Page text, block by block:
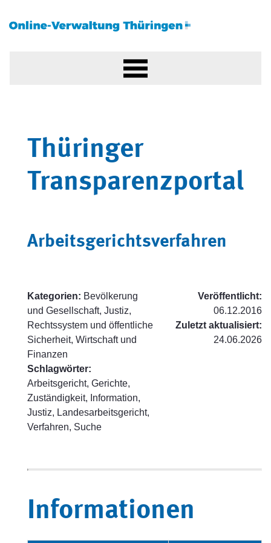
Thüringer
Transparenzportal
Arbeitsgerichtsverfahren
Kategorien: Bevölkerung
und Gesellschaft, Justiz,
Rechtssystem und öffentliche
Sicherheit, Wirtschaft und
Finanzen
Schlagwörter:
Arbeitsgericht, Gerichte,
Zuständigkeit, Information,
Justiz, Landesarbeitsgericht,
Verfahren, Suche
Veröffentlicht:
06.12.2016
Zuletzt aktualisiert:
24.06.2026
Informationen